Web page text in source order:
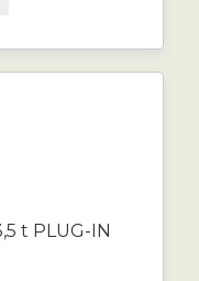
t PLUG-IN